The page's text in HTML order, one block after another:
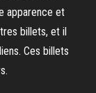
apparence et
billets, et il
Ces billets